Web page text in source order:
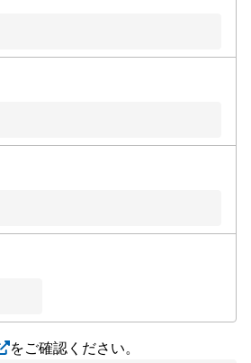
をご確認ください。